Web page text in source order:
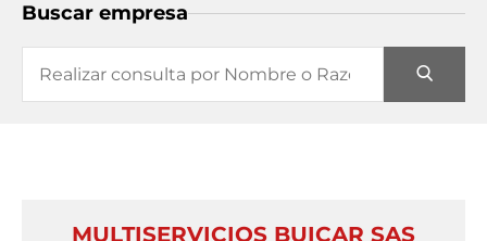
Buscar empresa
MULTISERVICIOS BUICAR SAS